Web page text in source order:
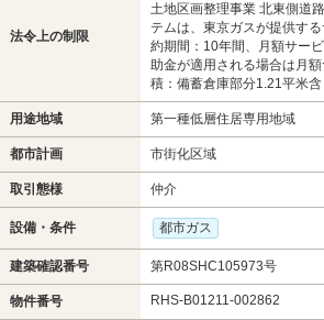
法令上の制限
土地区画整理事業 北東側道
テムは、東京ガスが提供す
約期間：10年間、月額サー
助金が適用される場合は月
積：備蓄倉庫部分1.21平米含
用途地域 第一種低層住居専用地域
都市計画 市街化区域
取引態様 仲介
設備・条件 都市ガス
建築確認番号 第R08SHC105973号
物件番号 RHS-B01211-002862